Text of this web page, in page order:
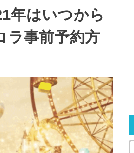
年はいつから
ラ事前予約方